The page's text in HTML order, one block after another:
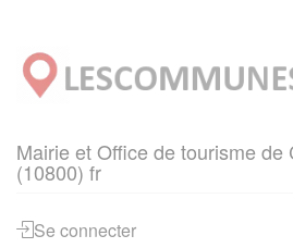
Mairie et Office de tourisme de
(10800) fr
Se connecter